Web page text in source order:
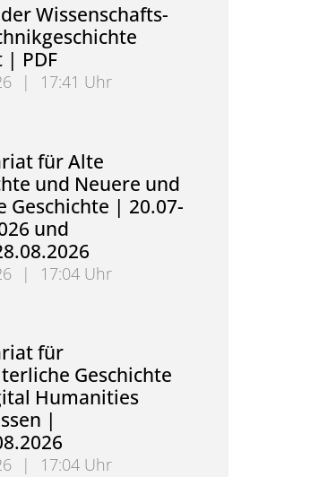
Wissenschafts-
| PDF
|
17:41 Uhr
Wissenschafts- und Technikgeschichte
für Alte
und Neuere und
Geschichte | 20.07-
und
|
17:04 Uhr
für Alte Geschichte und Neuere und
für
Geschichte
Humanities
|
|
17:04 Uhr